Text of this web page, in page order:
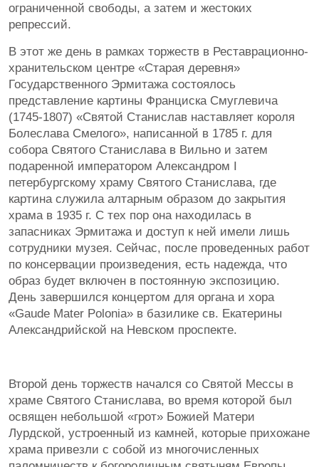
ограниченной свободы, а затем и жестоких
репрессий.
В этот же день в рамках торжеств в Реставрационно-
хранительском центре «Старая деревня»
Государственного Эрмитажа состоялось
представление картины Франциска Смуглевича
(1745-1807) «Святой Станислав наставляет короля
Болеслава Смелого», написанной в 1785 г. для
собора Святого Станислава в Вильно и затем
подаренной императором Александром I
петербургскому храму Святого Станислава, где
картина служила алтарным образом до закрытия
храма в 1935 г. С тех пор она находилась в
запасниках Эрмитажа и доступ к ней имели лишь
сотрудники музея. Сейчас, после проведенных работ
по консервации произведения, есть надежда, что
образ будет включен в постоянную экспозицию.
День завершился концертом для органа и хора
«Gaude Mater Polonia» в базилике св. Екатерины
Александрийской на Невском проспекте.
Второй день торжеств начался со Святой Мессы в
храме Святого Станислава, во время которой был
освящен небольшой «грот» Божией Матери
Лурдской, устроенный из камней, которые прихожане
храма привезли с собой из многочисленных